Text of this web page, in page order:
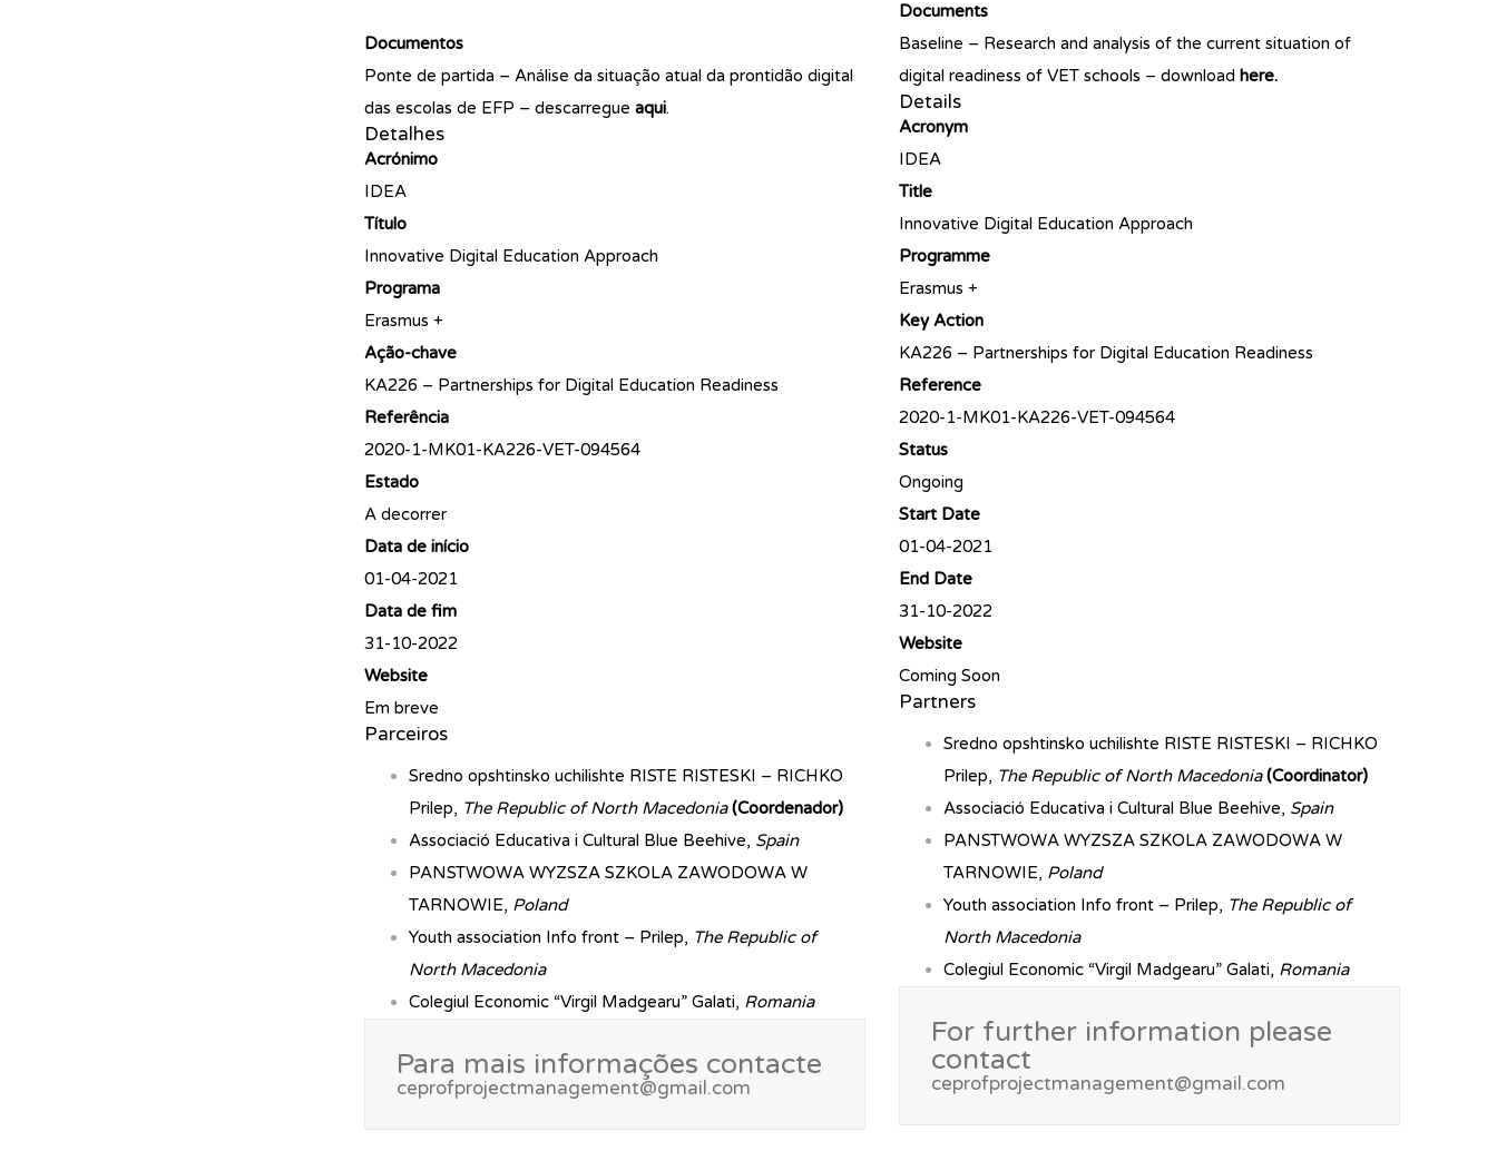
Documentos
Ponte de partida – Análise da situação atual da prontidão digital
das escolas de EFP – descarregue aqui.
Detalhes
Acrónimo
IDEA
Título
Innovative Digital Education Approach
Programa
Erasmus +
Ação-chave
KA226 – Partnerships for Digital Education Readiness
Referência
2020-1-MK01-KA226-VET-094564
Estado
A decorrer
Data de início
01-04-2021
Data de fim
31-10-2022
Website
Em breve
Parceiros
Sredno opshtinsko uchilishte RISTE RISTESKI – RICHKO
Prilep, The Republic of North Macedonia(Coordenador)
Associació Educativa i Cultural Blue Beehive, Spain
PANSTWOWA WYZSZA SZKOLA ZAWODOWA W
TARNOWIE, Poland
Youth association Info front – Prilep, The Republic of
North Macedonia
Colegiul Economic “Virgil Madgearu” Galati, Romania
Para mais informações contacte
ceprofprojectmanagement@gmail.com
Documents
Baseline – Research and analysis of the current situation of
digital readiness of VET schools – download here.
Details
Acronym
IDEA
Title
Innovative Digital Education Approach
Programme
Erasmus +
Key Action
KA226 – Partnerships for Digital Education Readiness
Reference
2020-1-MK01-KA226-VET-094564
Status
Ongoing
Start Date
01-04-2021
End Date
31-10-2022
Website
Coming Soon
Partners
Sredno opshtinsko uchilishte RISTE RISTESKI – RICHKO
Prilep, The Republic of North Macedonia(Coordinator)
Associació Educativa i Cultural Blue Beehive, Spain
PANSTWOWA WYZSZA SZKOLA ZAWODOWA W
TARNOWIE, Poland
Youth association Info front – Prilep, The Republic of
North Macedonia
Colegiul Economic “Virgil Madgearu” Galati, Romania
For further information please
contact
ceprofprojectmanagement@gmail.com